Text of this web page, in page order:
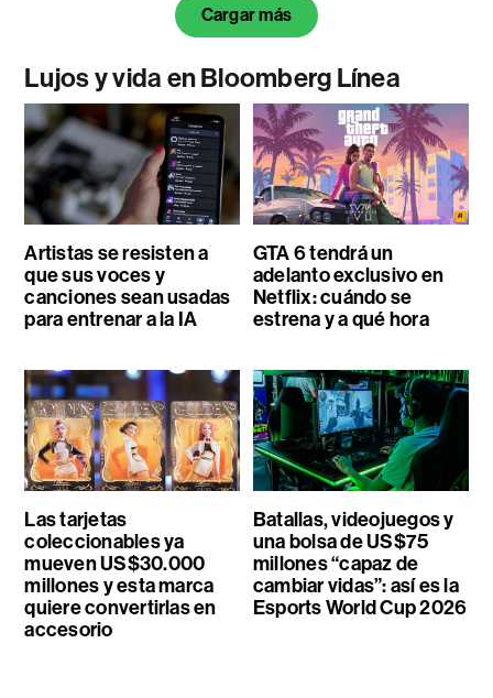
Cargar más
Lujos y vida en Bloomberg Línea
Artistas se resisten a
que sus voces y
canciones sean usadas
para entrenar a la IA
GTA 6 tendrá un
adelanto exclusivo en
Netflix: cuándo se
estrena y a qué hora
Las tarjetas
coleccionables ya
mueven US$30.000
millones y esta marca
quiere convertirlas en
accesorio
Batallas, videojuegos y
una bolsa de US$75
millones “capaz de
cambiar vidas”: así es la
Esports World Cup 2026